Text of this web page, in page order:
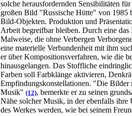
solche herausfordernden Sensibilitäten
großen Bild "Russische Hütte" von 1985
Bild-Objekten. Produktion und
Arbeit begreifbar bleiben. Durch eine das
Malweise, die ohne Verbergen
eine materielle Verbundenheit mit ihm
er über Kompositionsverfahren, wie die
hinausgelangen. Das Stoffliche
Farben soll Farbklänge aktivieren,
Empfindungskonstellationen. "Die Bilder
Musik" (12), bemerkte er zu seinen
Nähe solcher Musik, in der ebenfalls ihre
des Werkes werden, wie bei seinem